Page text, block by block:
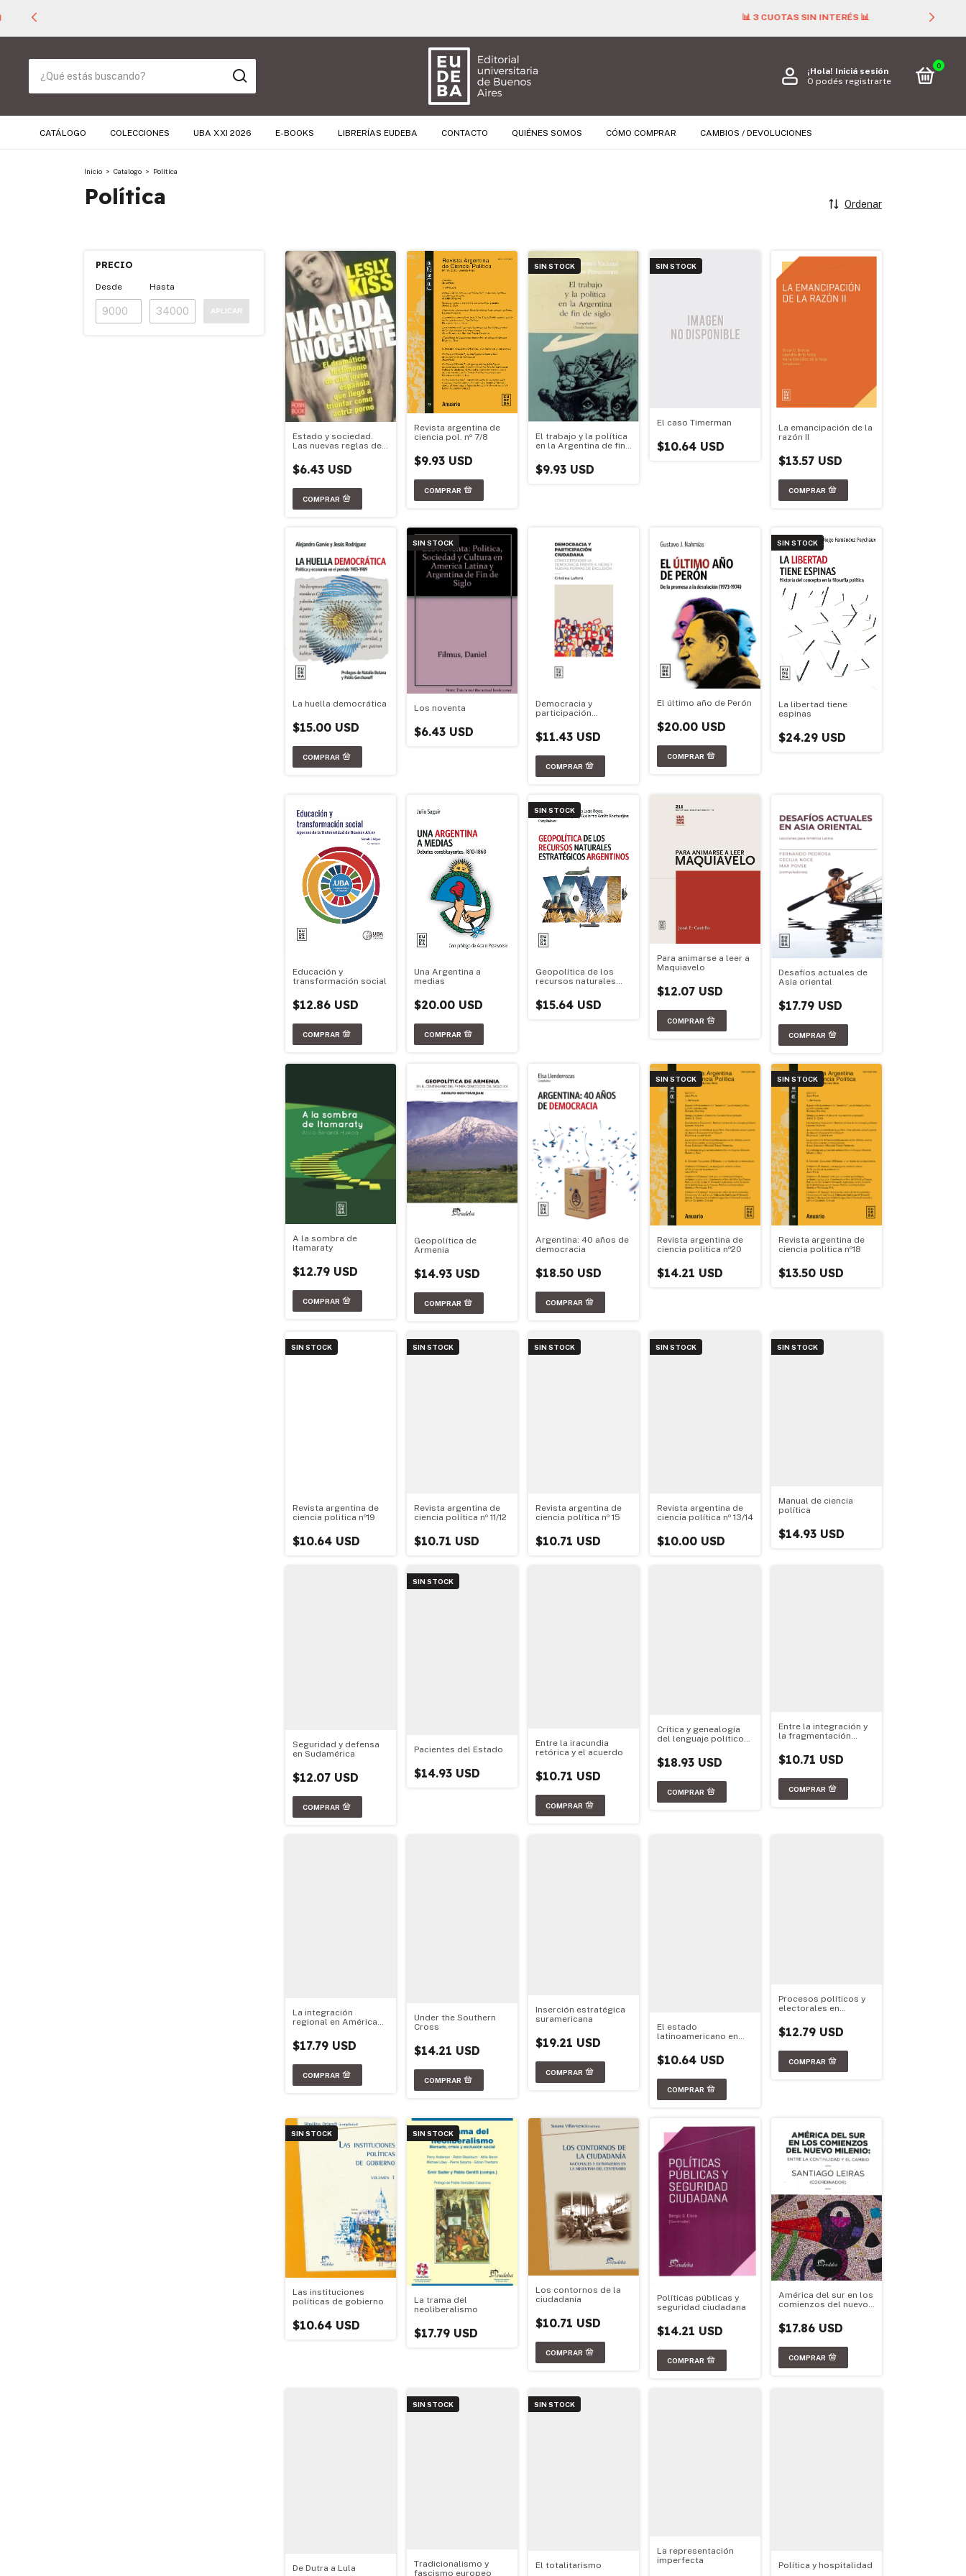
¡Hola! Iniciá sesión
O podés registrarte
0
CATÁLOGO COLECCIONES UBA XXI 2026 E-BOOKS LIBRERÍAS EUDEBA CONTACTO QUIÉNES SOMOS CÓMO COMPRAR CAMBIOS / DEVOLUCIONES
Inicio > Catalogo > Política
Política Ordenar
PRECIO
Desde Hasta
APLICAR
Estado y sociedad.
Las nuevas reglas del
$6.43 USD
Revista argentina de
ciencia pol. nº 7/8
$9.93 USD
SIN STOCK
El trabajo y la política
en la Argentina de fin
$9.93 USD
SIN STOCK
El caso Timerman
$10.64 USD
La emancipación de la
razón II
$13.57 USD
La huella democrática
$15.00 USD
SIN STOCK
Los noventa
$6.43 USD
Democracia y
participación
$11.43 USD
El último año de Perón
$20.00 USD
SIN STOCK
La libertad tiene
espinas
$24.29 USD
Educación y
transformación social
$12.86 USD
Una Argentina a
medias
$20.00 USD
SIN STOCK
Geopolítica de los
recursos naturales
$15.64 USD
Para animarse a leer a
Maquiavelo
$12.07 USD
Desafíos actuales de
Asia oriental
$17.79 USD
A la sombra de
Itamaraty
$12.79 USD
Geopolítica de
Armenia
$14.93 USD
Argentina: 40 años de
democracia
$18.50 USD
SIN STOCK
Revista argentina de
ciencia politica nº20
$14.21 USD
SIN STOCK
Revista argentina de
ciencia politica nº18
$13.50 USD
SIN STOCK
Revista argentina de
ciencia politica nº19
$10.64 USD
SIN STOCK
Revista argentina de
ciencia política nº 11/12
$10.71 USD
SIN STOCK
Revista argentina de
ciencia política nº 15
$10.71 USD
SIN STOCK
Revista argentina de
ciencia política nº 13/14
$10.00 USD
SIN STOCK
Manual de ciencia
política
$14.93 USD
Seguridad y defensa
en Sudamérica
$12.07 USD
SIN STOCK
Pacientes del Estado
$14.93 USD
Entre la iracundia
retórica y el acuerdo
$10.71 USD
Crítica y genealogía
del lenguaje político
$18.93 USD
Entre la integración y
la fragmentación
$10.71 USD
La integración
regional en América
$17.79 USD
Under the Southern
Cross
$14.21 USD
Inserción estratégica
suramericana
$19.21 USD
El estado
latinoamericano en
crisis y prospectiva
$10.64 USD
Procesos políticos y
electorales en
2013)
$12.79 USD
SIN STOCK
Las instituciones
políticas de gobierno
$10.64 USD
SIN STOCK
La trama del
neoliberalismo
$17.79 USD
Los contornos de la
ciudadanía
$10.71 USD
Políticas públicas y
seguridad ciudadana
$14.21 USD
América del sur en los
comienzos del nuevo
$17.86 USD
De Dutra a Lula
SIN STOCK
Tradicionalismo y
fascismo europeo
SIN STOCK
El totalitarismo
La representación
imperfecta
Política y hospitalidad